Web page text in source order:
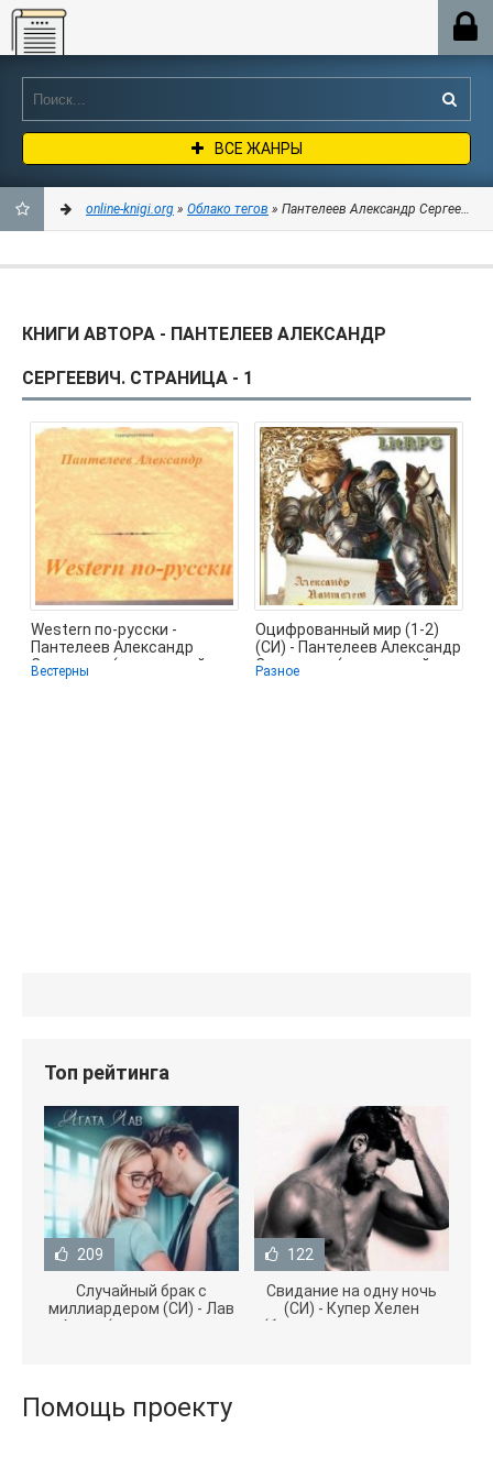
Online-knigi.org
ВСЕ ЖАНРЫ
ЗАКЛАДКИ
online-knigi.org » Облако тегов » Пантелеев Александр Сергеевич
КНИГИ АВТОРА - ПАНТЕЛЕЕВ АЛЕКСАНДР
СЕРГЕЕВИЧ. СТРАНИЦА - 1
Western по-русски -
Пантелеев Александр
Сергеевич (книги онлайн
полные .TXT) 📗
Вестерны
Оцифрованный мир (1-2)
(СИ) - Пантелеев Александр
Сергеевич (книги онлайн
Разное
Топ рейтинга
209
Случайный брак с
миллиардером (СИ) - Лав
Агата (полная версия
122
Свидание на одну ночь
(СИ) - Купер Хелен
(бесплатные серии книг
Помощь проекту